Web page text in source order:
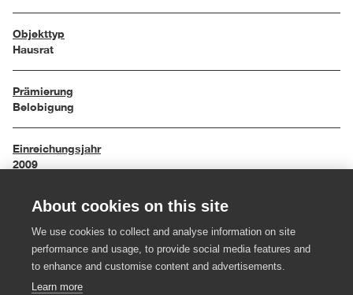
Objekttyp
Hausrat
Prämierung
Belobigung
Einreichungsjahr
2009
Maße
Material
About cookies on this site
We use cookies to collect and analyse information on site
performance and usage, to provide social media features and
to enhance and customise content and advertisements.
Learn more